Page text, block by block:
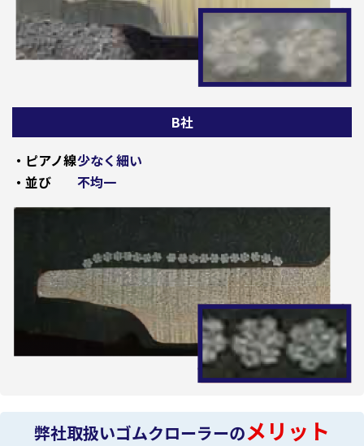
B社
・ピアノ線少なく細い
・並び
不均一
弊社取扱いゴムクローラーのメリット